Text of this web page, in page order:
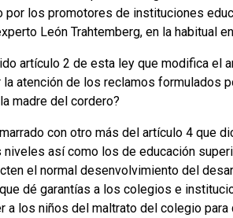
por los promotores de instituciones
León Trahtemberg, en la habitual
artículo 2 de esta ley que modifica el
la atención de los reclamos formulados
madre del cordero?
con otro más del artículo 4 que
así como los de educación
el normal desenvolvimiento del
dé garantías a los colegios e
a los niños del maltrato del colegio